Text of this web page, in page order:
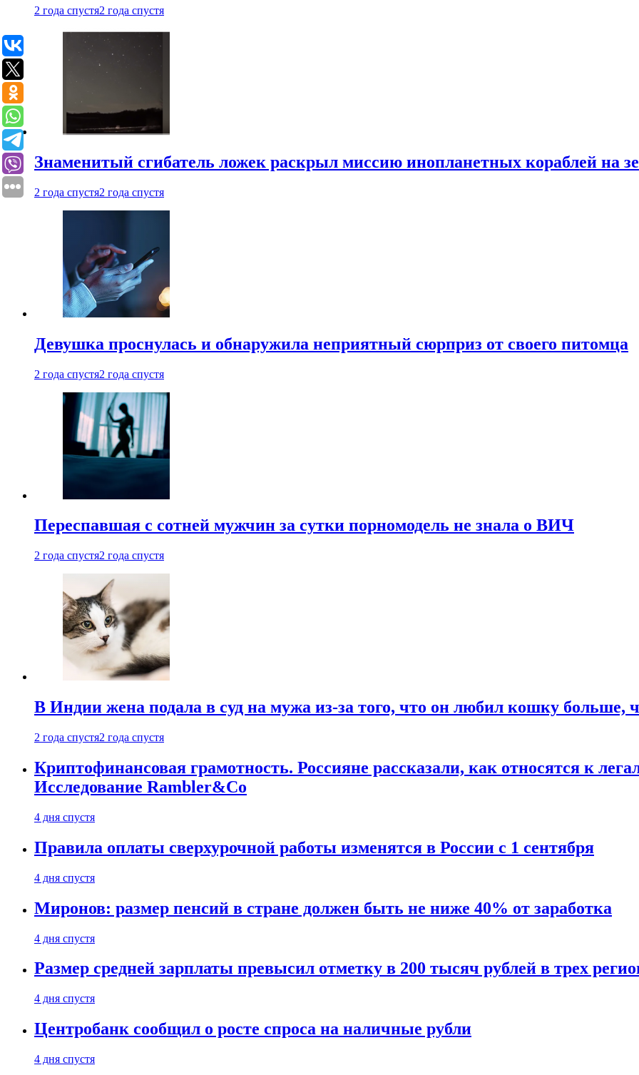
2 года спустя2 года спустя
Знаменитый сгибатель ложек раскрыл миссию инопланетных кораблей на
2 года спустя2 года спустя
Девушка проснулась и обнаружила неприятный сюрприз от своего питомца
2 года спустя2 года спустя
Переспавшая с сотней мужчин за сутки порномодель не знала о ВИЧ
2 года спустя2 года спустя
В Индии жена подала в суд на мужа из-за того, что он любил кошку больше,
2 года спустя2 года спустя
Криптофинансовая грамотность. Россияне рассказали, как относятся к
Исследование Rambler&Co
4 дня спустя
Правила оплаты сверхурочной работы изменятся в России с 1 сентября
4 дня спустя
Миронов: размер пенсий в стране должен быть не ниже 40% от заработка
4 дня спустя
Размер средней зарплаты превысил отметку в 200 тысяч рублей в трех
4 дня спустя
Центробанк сообщил о росте спроса на наличные рубли
4 дня спустя